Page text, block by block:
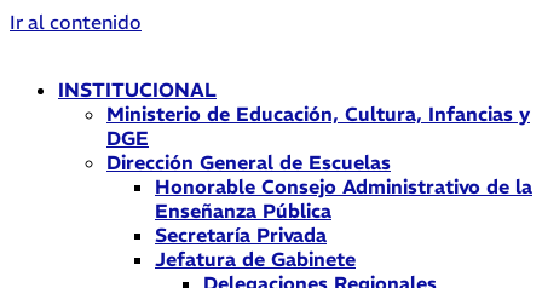
Ir al contenido
INSTITUCIONAL
Ministerio de Educación, Cultura, Infancias y
DGE
Dirección General de Escuelas
Honorable Consejo Administrativo de la
Enseñanza Pública
Secretaría Privada
Jefatura de Gabinete
Delegaciones Regionales